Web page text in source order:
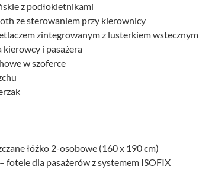
z podłokietnikami
ze sterowaniem przy kierownicy
zintegrowanym z lusterkiem wstecznym
i pasażera
w szoferce
łóżko 2-osobowe (160 x 190 cm)
fotele dla pasażerów z systemem ISOFIX